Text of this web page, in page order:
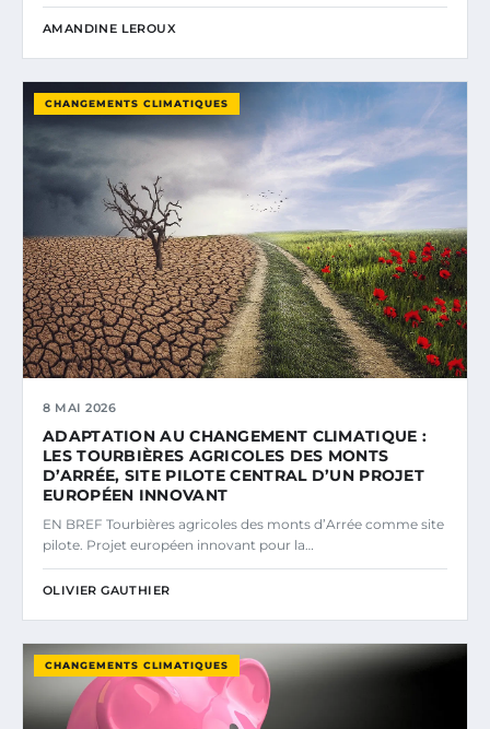
AMANDINE LEROUX
CHANGEMENTS CLIMATIQUES
8 MAI 2026
ADAPTATION AU CHANGEMENT CLIMATIQUE :
LES TOURBIÈRES AGRICOLES DES MONTS
D’ARRÉE, SITE PILOTE CENTRAL D’UN PROJET
EUROPÉEN INNOVANT
EN BREF Tourbières agricoles des monts d’Arrée comme site
pilote. Projet européen innovant pour la…
OLIVIER GAUTHIER
CHANGEMENTS CLIMATIQUES